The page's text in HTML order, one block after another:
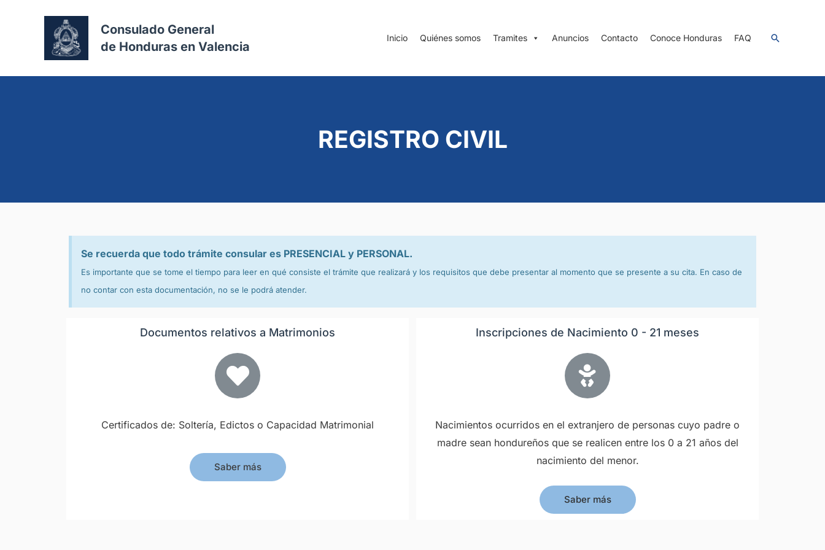
Consulado General
de Honduras en Valencia
Inicio Quiénes somos Tramites Anuncios Contacto Conoce Honduras FAQ
REGISTRO CIVIL
Se recuerda que todo trámite consular es PRESENCIAL y PERSONAL.
Es importante que se tome el tiempo para leer en qué consiste el trámite que realizará y los requisitos que debe presentar al momento que se presente a su cita. En caso de
no contar con esta documentación, no se le podrá atender.
Documentos relativos a Matrimonios
Certificados de: Soltería, Edictos o Capacidad Matrimonial
Saber más
Inscripciones de Nacimiento 0 - 21 meses
Nacimientos ocurridos en el extranjero de personas cuyo padre o
madre sean hondureños que se realicen entre los 0 a 21 años del
nacimiento del menor.
Saber más